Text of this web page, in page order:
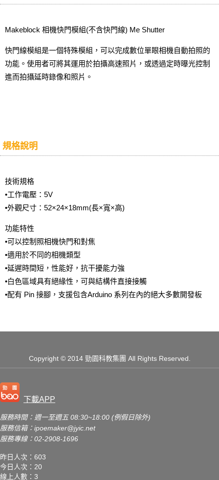
Makeblock 相機快門模組(不含快門線) Me Shutter
快門線模組是一個特殊模組，可以完成數位單眼相機自動拍照的
功能。使用者可將其運用於拍攝高速照片，或透過定時曝光控制
進而拍攝延時錄像和照片。
規格說明
技術規格
•工作電壓：5V
•外觀尺寸：52×24×18mm(長×寬×高)
功能特性
•可以控制照相機快門和對焦
•適用於不同的相機類型
•延遲時間短，性能好，抗干擾能力強
•白色區域具有絕緣性，可與結構件直接接觸
•配有 Pin 接腳，支援包含Arduino 系列在內的絕大多數開發板
Copyright© 2014 勁園科教集團 All Rights Reserved.
下載APP
服務時間：週一至週五 08:30~18:00 (例假日除外)
服務信箱： ipoemaker@jyic.net
服務專線：02-2908-1696
昨日人次：603
今日人次：20
線上人數：3